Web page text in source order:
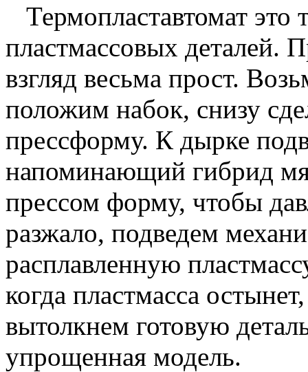
Термопластавтомат это
пластмассовых деталей.
взгляд весьма прост.
положим набок, снизу
прессформу. К дырке
напоминающий гибрид
прессом форму, чтобы
разжало, подведем
расплавленную
когда пластмасса
вытолкнем готовую
упрощенная модель.